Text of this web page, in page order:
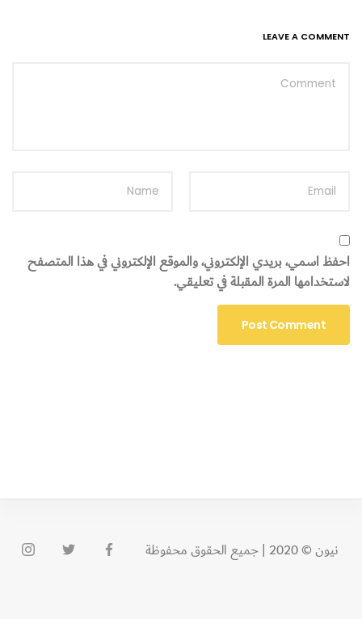
LEAVE A COMMENT
احفظ اسمي، بريدي الإلكتروني، والموقع الإلكتروني في هذا المتصفح
لاستخدامها المرة المقبلة في تعليقي.
نيون © 2020 | جميع الحقوق محفوظة